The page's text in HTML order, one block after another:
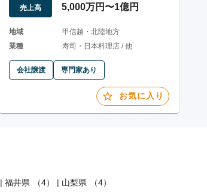
売上高 5,000万円〜1億円
地域
甲信越・北陸地方
業種
寿司・日本料理店 / 他
会社譲渡 専門家あり
お気に入り
|福井県 （4） | 山梨県 （4）